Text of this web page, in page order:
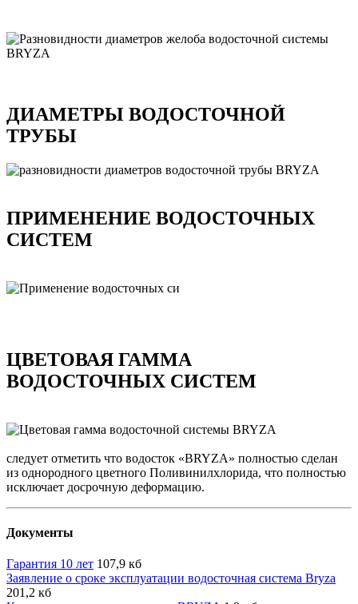
ДИАМЕТРЫ ВОДОСТОЧНОЙ
ТРУБЫ
ПРИМЕНЕНИЕ ВОДОСТОЧНЫХ
СИСТЕМ
ЦВЕТОВАЯ ГАММА
ВОДОСТОЧНЫХ СИСТЕМ
следует отметить что водосток «BRYZA» полностью сделан
из однородного цветного Поливинилхлорида, что полностью
исключает досрочную деформацию.
Документы
Гарантия 10 лет 107,9 кб
Заявление о сроке эксплуатации водосточная система Bryza
201,2 кб